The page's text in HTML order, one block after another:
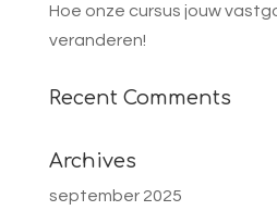
Hoe onze cursus jouw
veranderen!
Recent Comments
Archives
september 2025